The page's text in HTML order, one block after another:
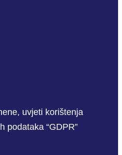
uvjeti korištenja
podataka “GDPR”